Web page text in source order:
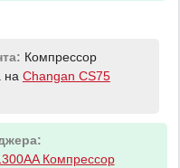
Компрессор
на Changan CS75
Компрессор